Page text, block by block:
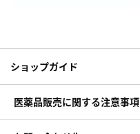
ショップガイド
医薬品販売に関する注意事項